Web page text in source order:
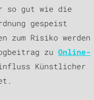
so gut wie die
gespeist
zum Risiko werden
zu Online-
Künstlicher